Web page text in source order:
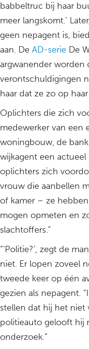
babbeltruc bij haar
meer langskomt.’
geen nepagent is,
aan. De AD-serie De
argwanender worden
verontschuldigingen
haar dat ze zo op haar
Oplichters die zich
medewerker van een
woningbouw, de
wijkagent een
oplichters zich
vrouw die aanbellen
of kamer – ze
mogen opmeten en
slachtoffers.”
“‘Politie?’, zegt de
niet. Er lopen zoveel
tweede keer op één
gezien als nepagent.
stellen dat hij het niet
politieauto gelooft hij
onderzoek.”